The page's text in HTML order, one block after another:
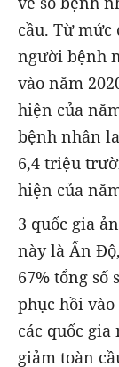
cầu. Từ mức
người bệnh
vào năm
hiện của
bệnh nhân
6,4 triệu
hiện của
3 quốc gia
này là Ấn
67% tổng số
phục hồi
các quốc
giảm toàn